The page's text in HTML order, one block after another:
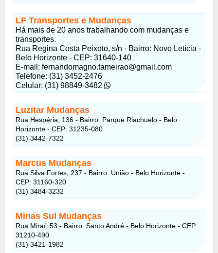
LF Transportes e Mudanças
Há mais de 20 anos trabalhando com mudanças e
transportes.
Rua Regina Costa Peixoto, s/n - Bairro: Novo Letícia -
Belo Horizonte - CEP: 31640-140
E-mail:fernandomagno.tameirao@gmail.com
Telefone: (31) 3452-2476
Celular: (31) 98849-3482
Luzitar Mudanças
Rua Hespéria, 136 - Bairro: Parque Riachuelo - Belo
Horizonte - CEP: 31235-080
(31) 3442-7322
Marcus Mudanças
Rua Silva Fortes, 237 - Bairro: União - Belo Horizonte -
CEP: 31160-320
(31) 3484-3232
Minas Sul Mudanças
Rua Miraí, 53 - Bairro: Santo André - Belo Horizonte - CEP:
31210-490
(31) 3421-1982